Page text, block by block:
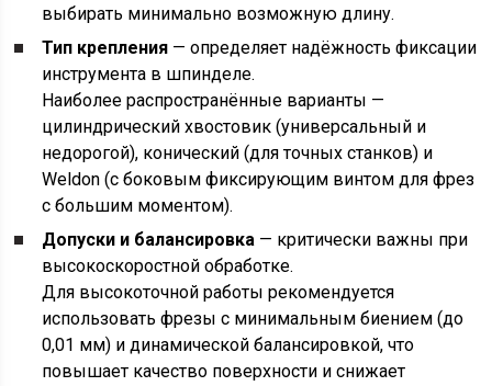
выбирать минимально возможную длину.
Тип крепления — определяет надёжность фиксации
инструмента в шпинделе.
Наиболее распространённые варианты —
цилиндрический хвостовик (универсальный и
недорогой), конический (для точных станков) и
Weldon (с боковым фиксирующим винтом для фрез
с большим моментом).
Допуски и балансировка — критически важны при
высокоскоростной обработке.
Для высокоточной работы рекомендуется
использовать фрезы с минимальным биением (до
0,01 мм) и динамической балансировкой, что
повышает качество поверхности и снижает